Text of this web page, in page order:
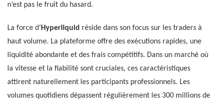
n’est pas le fruit du hasard.
La force d’ Hyperliquid réside dans son focus sur les traders à
haut volume. La plateforme offre des exécutions rapides, une
liquidité abondante et des frais compétitifs. Dans un marché où
la vitesse et la fiabilité sont cruciales, ces caractéristiques
attirent naturellement les participants professionnels. Les
volumes quotidiens dépassent régulièrement les 300 millions de